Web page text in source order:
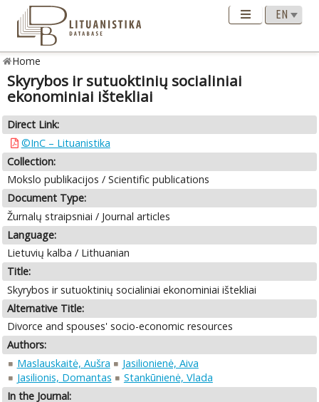
Home
Skyrybos ir sutuoktinių socialiniai
ekonominiai ištekliai
Direct Link:
©InC – Lituanistika
Collection:
Mokslo publikacijos / Scientific publications
Document Type:
Žurnalų straipsniai / Journal articles
Language:
Lietuvių kalba / Lithuanian
Title:
Skyrybos ir sutuoktinių socialiniai ekonominiai ištekliai
Alternative Title:
Divorce and spouses' socio-economic resources
Authors:
Maslauskaitė, Aušra
Jasilionienė, Aiva
Jasilionis, Domantas
Stankūnienė, Vlada
In the Journal: